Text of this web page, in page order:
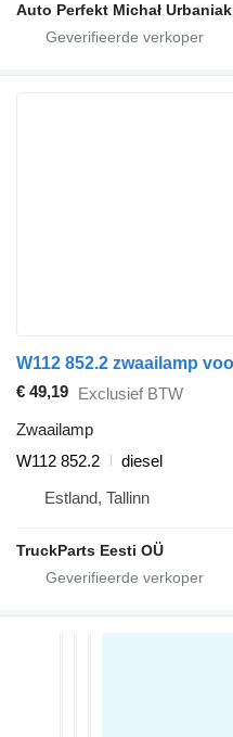
Auto Perfekt Michał Urbaniak
€ 49,19 Exclusief BTW
Zwaailamp
W112 852.2
diesel
Estland, Tallinn
TruckParts Eesti OÜ